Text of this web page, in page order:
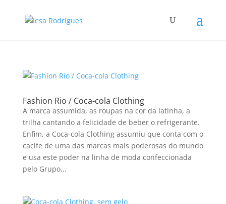
Fashion Rio / Coca-cola Clothing
A marca assumida, as roupas na cor da latinha, a
trilha cantando a felicidade de beber o refrigerante.
Enfim, a Coca-cola Clothing assumiu que conta com o
cacife de uma das marcas mais poderosas do mundo
e usa este poder na linha de moda confeccionada
pelo Grupo...